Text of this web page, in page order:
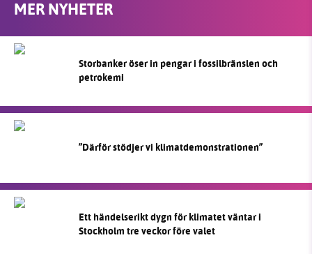
MER NYHETER
Storbanker öser in pengar i fossilbränslen och
petrokemi
”Därför stödjer vi klimatdemonstrationen”
Ett händelserikt dygn för klimatet väntar i
Stockholm tre veckor före valet